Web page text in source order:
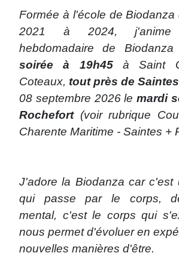
Formée à l'école de Biodanza
2021 à 2024,
hebdomadaire de
soirée à 19h45 à Saint
Coteaux, tout près de
08 septembre 2026 le mardi
Rochefort (voir rubrique
Charente Maritime - Saintes +
J'adore la Biodanza car c'est
qui passe par le corps,
mental, c'est le corps qui
nous permet d'évoluer en
nouvelles manières d'être.